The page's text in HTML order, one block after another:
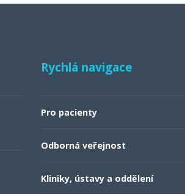
Rychlá navigace
Pro pacienty
Odborná veřejnost
Kliniky, ústavy a oddělení